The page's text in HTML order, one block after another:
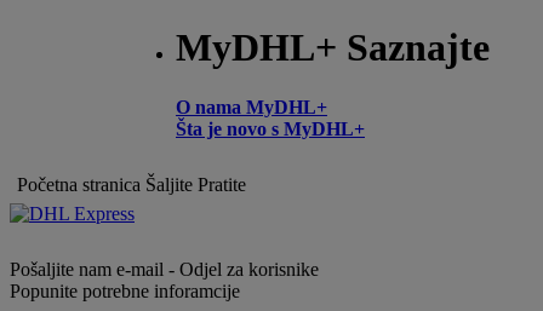
MyDHL+ Saznajte
O nama MyDHL+
Šta je novo s MyDHL+
Početna stranica Šaljite Pratite
Pošaljite nam e-mail - Odjel za korisnike
Popunite potrebne inforamcije